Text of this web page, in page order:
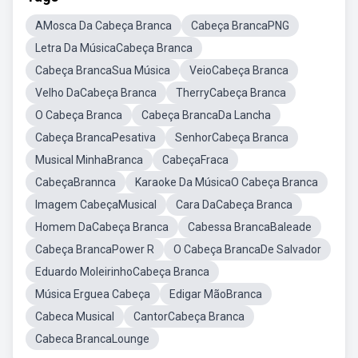
AMosca Da Cabeça Branca
Cabeça BrancaPNG
Letra Da MúsicaCabeça Branca
Cabeça BrancaSua Música
VeioCabeça Branca
Velho DaCabeça Branca
TherryCabeça Branca
O Cabeça Branca
Cabeça BrancaDa Lancha
Cabeça BrancaPesativa
SenhorCabeça Branca
Musical MinhaBranca
CabeçaFraca
CabeçaBrannca
Karaoke Da MúsicaO Cabeça Branca
Imagem CabeçaMusical
Cara DaCabeça Branca
Homem DaCabeça Branca
Cabessa BrancaBaleade
Cabeça BrancaPower R
O Cabeça BrancaDe Salvador
Eduardo MoleirinhoCabeça Branca
Música Erguea Cabeça
Edigar MãoBranca
Cabeca Musical
CantorCabeça Branca
Cabeca BrancaLounge